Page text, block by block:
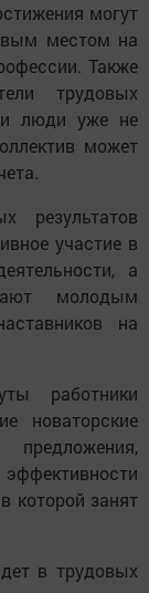
могут
местом на
Также
трудовых
люди уже не
может
результатов
участие в
а
молодым
на
работники
новаторские
предложения,
которой занят
в трудовых